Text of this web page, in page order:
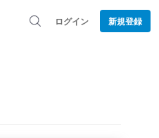
ログイン 新規登録